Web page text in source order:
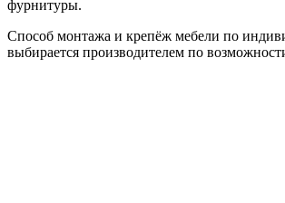
фурнитуры.
Способ монтажа и крепёж мебели по
выбирается производителем по